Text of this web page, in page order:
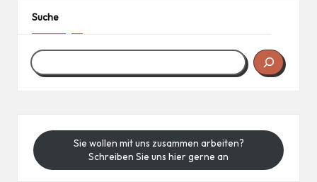
Suche
Sie wollen mit uns zusammen arbeiten?
Schreiben Sie uns hier gerne an